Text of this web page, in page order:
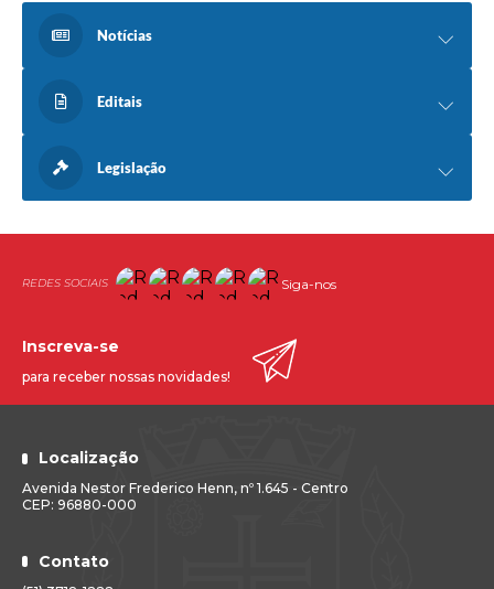
Notícias
Editais
Legislação
Siga-nos
Localização
Avenida Nestor Frederico Henn, nº 1.645 - Centro
CEP: 96880-000
Contato
Inscreva-se
para receber nossas novidades!